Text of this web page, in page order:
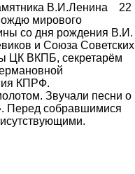
В.И.Ленина 22
мирового
со дня рождения В.И.
и Союза Советских
ЦК ВКПБ, секретарём
КПРФ.
Звучали песни о
Перед собравшимися